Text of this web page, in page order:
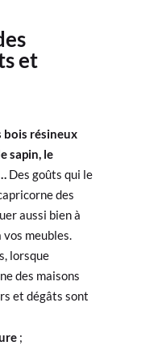
et
bois résineux
sapin, le
Des goûts qui le
des
aussi bien à
vos meubles.
lorsque
des maisons
et dégâts sont
;